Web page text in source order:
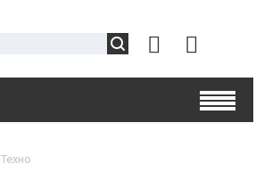
Техно